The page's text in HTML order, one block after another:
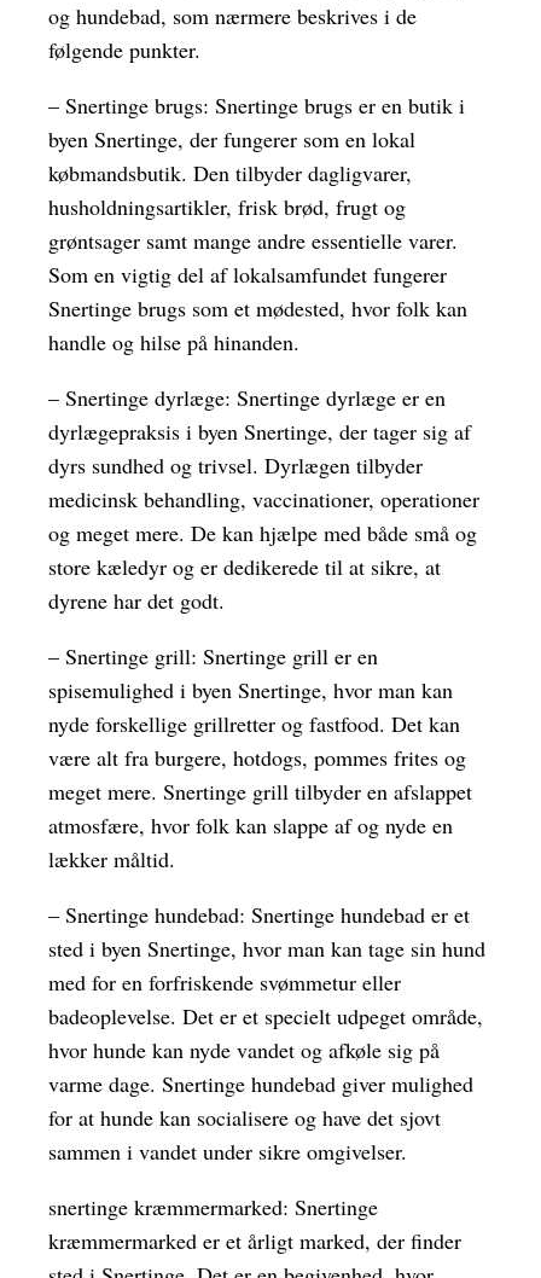
og hundebad, som nærmere beskrives i de
følgende punkter.
– Snertinge brugs: Snertinge brugs er en butik i
byen Snertinge, der fungerer som en lokal
købmandsbutik. Den tilbyder dagligvarer,
husholdningsartikler, frisk brød, frugt og
grøntsager samt mange andre essentielle varer.
Som en vigtig del af lokalsamfundet fungerer
Snertinge brugs som et mødested, hvor folk kan
handle og hilse på hinanden.
– Snertinge dyrlæge: Snertinge dyrlæge er en
dyrlægepraksis i byen Snertinge, der tager sig af
dyrs sundhed og trivsel. Dyrlægen tilbyder
medicinsk behandling, vaccinationer, operationer
og meget mere. De kan hjælpe med både små og
store kæledyr og er dedikerede til at sikre, at
dyrene har det godt.
– Snertinge grill: Snertinge grill er en
spisemulighed i byen Snertinge, hvor man kan
nyde forskellige grillretter og fastfood. Det kan
være alt fra burgere, hotdogs, pommes frites og
meget mere. Snertinge grill tilbyder en afslappet
atmosfære, hvor folk kan slappe af og nyde en
lækker måltid.
– Snertinge hundebad: Snertinge hundebad er et
sted i byen Snertinge, hvor man kan tage sin hund
med for en forfriskende svømmetur eller
badeoplevelse. Det er et specielt udpeget område,
hvor hunde kan nyde vandet og afkøle sig på
varme dage. Snertinge hundebad giver mulighed
for at hunde kan socialisere og have det sjovt
sammen i vandet under sikre omgivelser.
snertinge kræmmermarked: Snertinge
kræmmermarked er et årligt marked, der finder